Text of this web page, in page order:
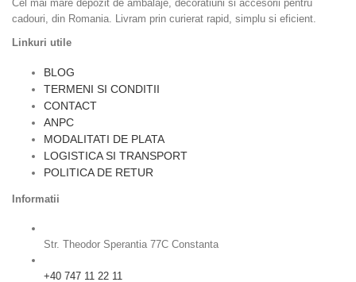
Cel mai mare depozit de ambalaje, decoratiuni si accesorii pentru
cadouri, din Romania. Livram prin curierat rapid, simplu si eficient.
Linkuri utile
BLOG
TERMENI SI CONDITII
CONTACT
ANPC
MODALITATI DE PLATA
LOGISTICA SI TRANSPORT
POLITICA DE RETUR
Informatii
Str. Theodor Sperantia 77C Constanta
+40 747 11 22 11